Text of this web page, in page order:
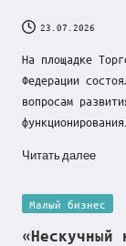
23.07.2026
На площадке
Федерации
вопросам
функционирования…
Читать далее
Posted
Малый бизнес
«Нескучный